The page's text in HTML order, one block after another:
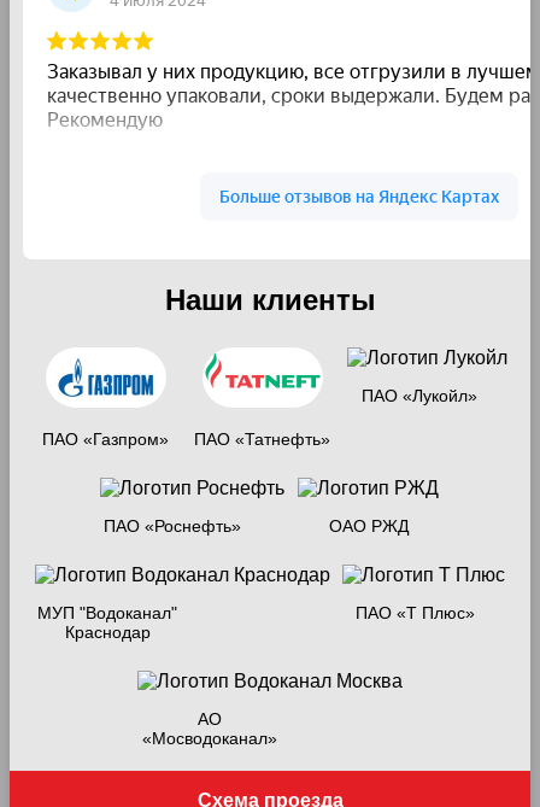
Наши клиенты
ПАО «Газпром» ПАО «Татнефть»
ПАО «Лукойл»
ПАО «Роснефть» ОАО РЖД
МУП "Водоканал"
Краснодар
ПАО «Т Плюс»
АО
«Мосводоканал»
Схема проезда